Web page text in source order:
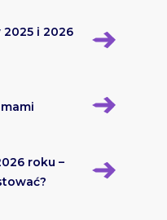
i 2026
roku –